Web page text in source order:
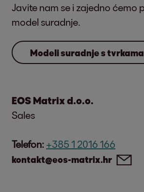
Javite nam se i zajedno ćemo
model suradnje.
Modeli suradnje s tvrkama
EOS Matrix d.o.o.
Sales
Telefon: +385 1 2016 166
kontakt@eos-matrix.hr